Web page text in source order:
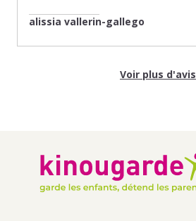
alissia vallerin-gallego
Voir plus d'avis